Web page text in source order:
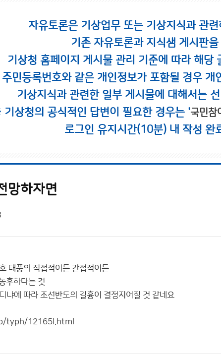
자유토론은 기상업무 또는 기상지식과 관
기존 자유토론과 지식샘 게시판
기상청 홈페이지 게시물 관리 기준에 따라 해당
민등록번호와 같은 개인정보가 포함될 경우
기상지식과 관련한 일부 게시물에 대해서는
상청의 공식적인 답변이 필요한 경우는 '국민참
로그인 유지시간(10분) 내 작성 완
망하자면
태풍의 직접적이든 간접적이든
후하다는 것
냐에 따라 조선반도의 길흉이 결정지어질 것 같네요
typh/12165l.html